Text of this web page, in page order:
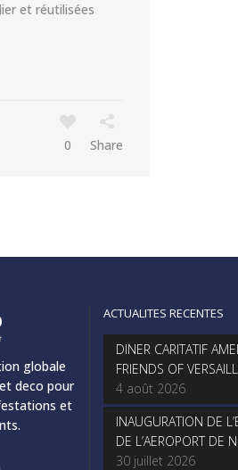
et réutilisées
0 Share
globale
deco pour
et
ACTUALITES RECENTES
DINER CARITATIF
FRIENDS OF
4 août 2026
INAUGURATION DE
DE L’AEROPORT DE
30 juillet 2026